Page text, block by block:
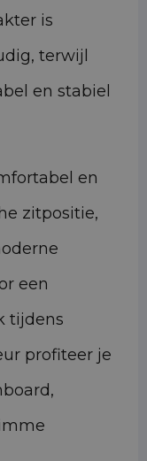
is
terwijl
en stabiel
en
zitpositie,
een
tijdens
profiteer je